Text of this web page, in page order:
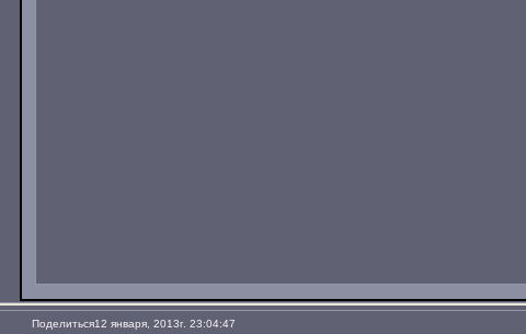
Поделиться12 января, 2013г. 23:04:47